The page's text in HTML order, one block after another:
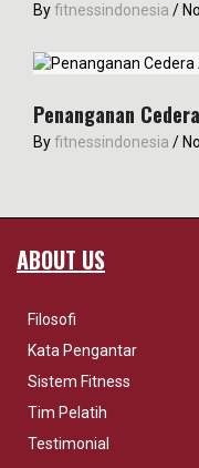
Byfitnessindonesia /
Penanganan
Byfitnessindonesia /
ABOUT US
Filosofi
Kata Pengantar
Sistem Fitness
Tim Pelatih
Testimonial